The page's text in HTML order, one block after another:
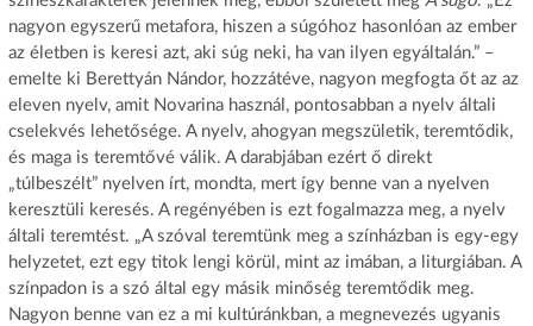
nagyon egyszerű metafora, hiszen a súgóhoz hasonlóan az ember
az életben is keresi azt, aki súg neki, ha van ilyen egyáltalán.” –
emelte ki Berettyán Nándor, hozzátéve, nagyon megfogta őt az az
eleven nyelv, amit Novarina használ, pontosabban a nyelv általi
cselekvés lehetősége. A nyelv, ahogyan megszületik, teremtődik,
és maga is teremtővé válik. A darabjában ezért ő direkt
„túlbeszélt” nyelven írt, mondta, mert így benne van a nyelven
keresztüli keresés. A regényében is ezt fogalmazza meg, a nyelv
általi teremtést. „A szóval teremtünk meg a színházban is egy-egy
helyzetet, ezt egy titok lengi körül, mint az imában, a liturgiában. A
színpadon is a szó által egy másik minőség teremtődik meg.
Nagyon benne van ez a mi kultúránkban, a megnevezés ugyanis